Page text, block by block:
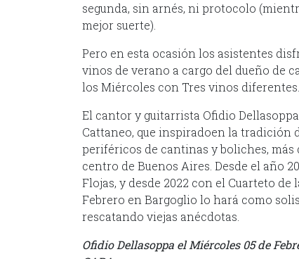
segunda, sin arnés, ni protocolo
mejor suerte).
Pero en esta ocasión los asistentes
vinos de verano a cargo del dueño de
los Miércoles con Tres vinos
El cantor y guitarrista Ofidio
Cattaneo, que inspiradoen la tradición
periféricos de cantinas y boliches, más
centro de Buenos Aires. Desde el año
Flojas, y desde 2022 con el Cuarteto
Febrero en Bargoglio lo hará como
rescatando viejas anécdotas.
Ofidio Dellasoppa el Miércoles 05 de